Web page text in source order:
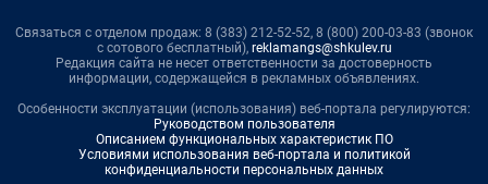
Связаться с отделом продаж: 8 (383) 212-52-52, 8 (800) 200-03-83 (звонок
с сотового бесплатный), reklamangs@shkulev.ru
Редакция сайта не несет ответственности за достоверность
информации, содержащейся в рекламных объявлениях.
Особенности эксплуатации (использования) веб-портала регулируются:
Руководством пользователя
Описанием функциональных характеристик ПО
Условиями использования веб-портала и политикой
конфиденциальности персональных данных